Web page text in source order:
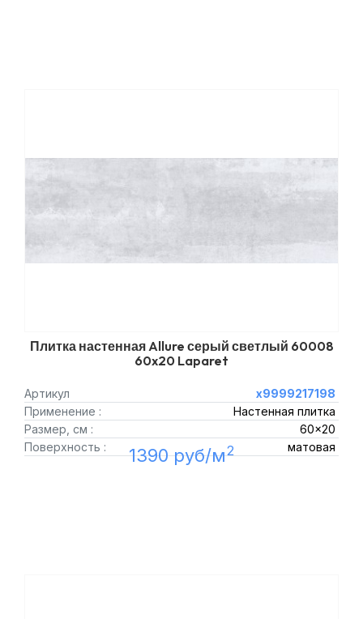
Плитка настенная Allure серый светлый 60008
60x20 Laparet
Артикул
х9999217198
Применение :
Настенная плитка
Размер, см :
60x20
Поверхность :
матовая
1390 руб/м2